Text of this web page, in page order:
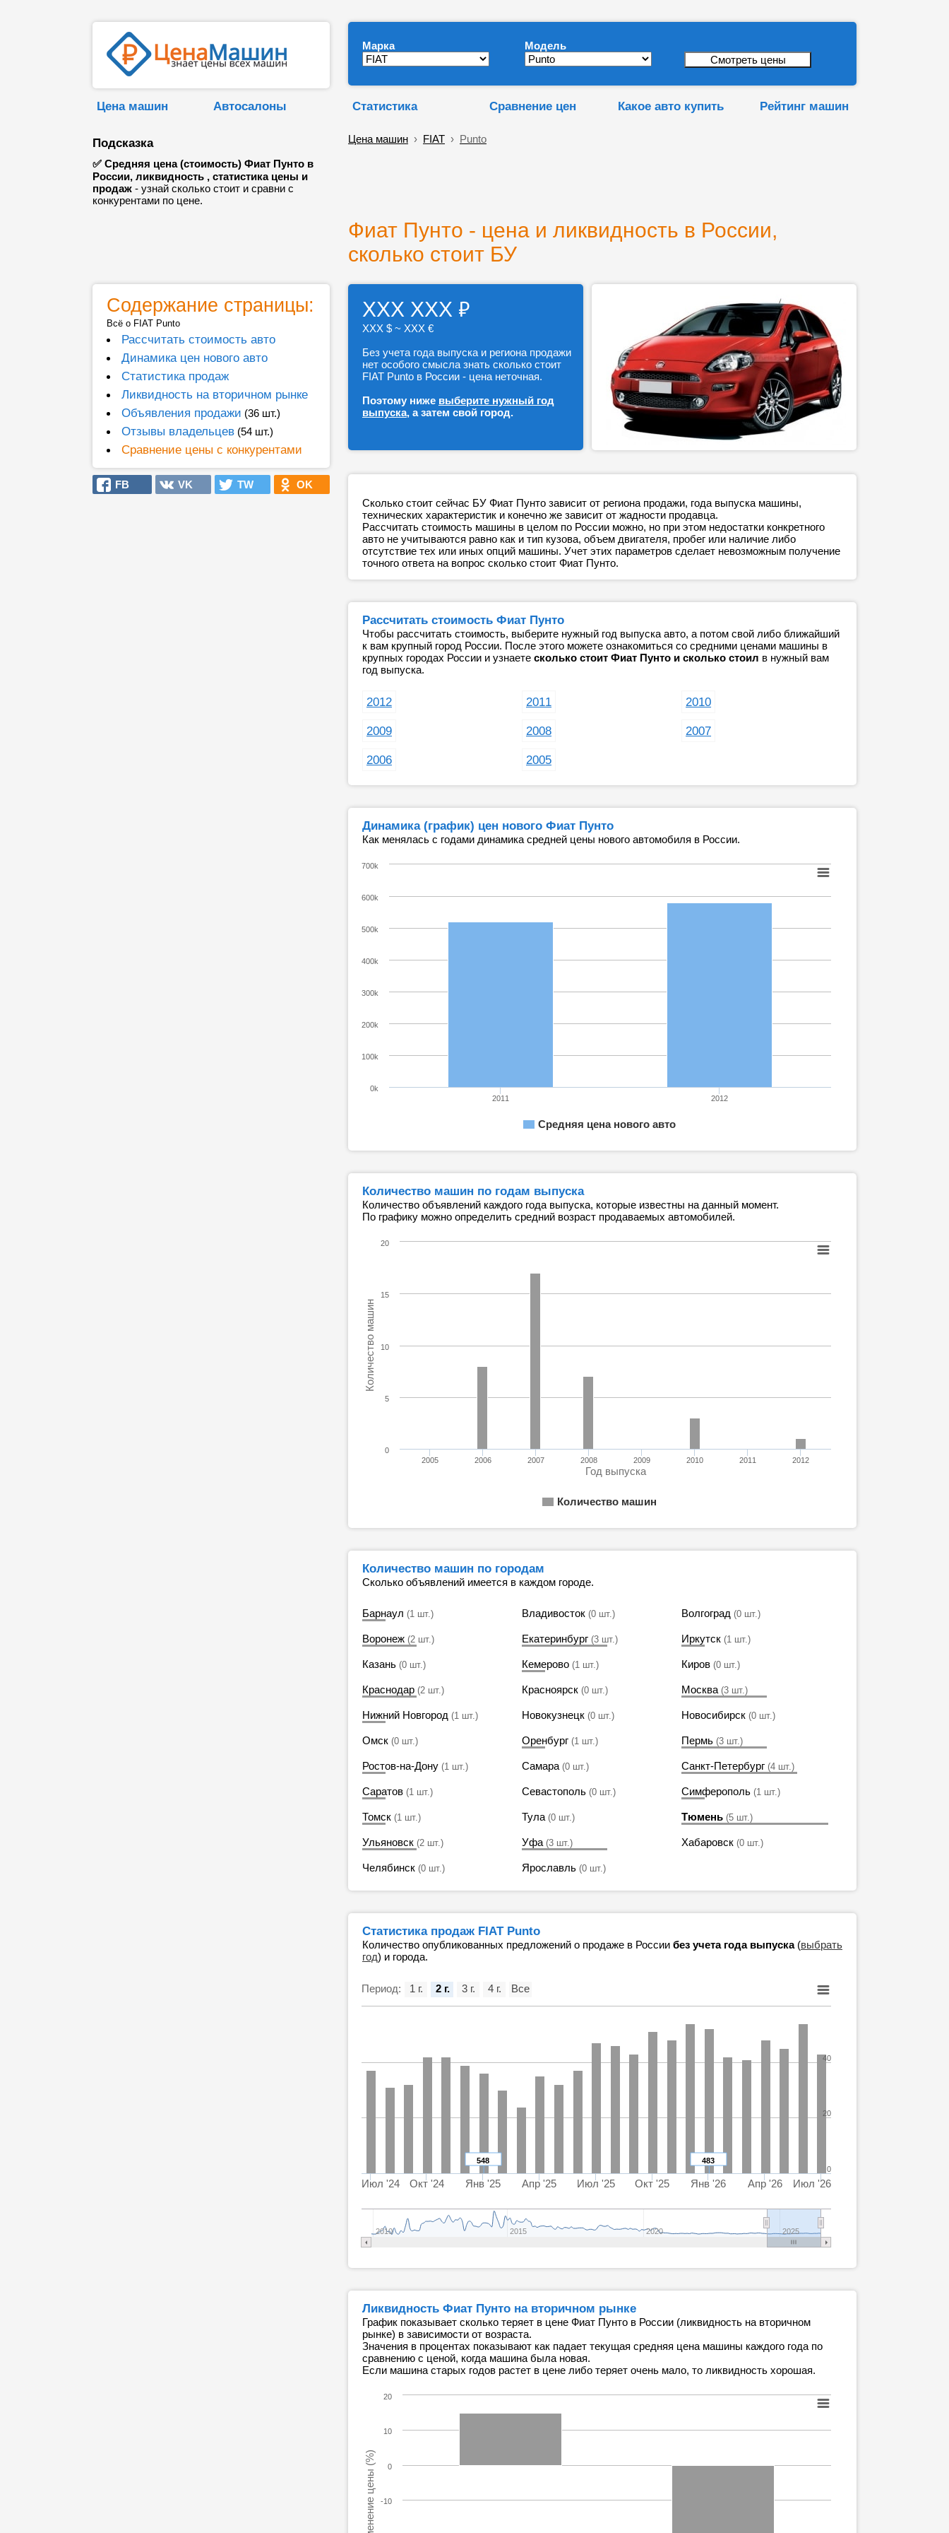
Марка Модель
Цена машин Автосалоны Статистика Сравнение цен Какое авто купить Рейтинг машин
Подсказка
✅ Средняя цена (стоимость) Фиат Пунто в
России, ликвидность , статистика цены и
продаж - узнай сколько стоит и сравни с
конкурентами по цене.
Цена машин › FIAT › Punto
Фиат Пунто - цена и ликвидность в России,
сколько стоит БУ
Содержание страницы:
Всё о FIAT Punto
Рассчитать стоимость авто
Динамика цен нового авто
Статистика продаж
Ликвидность на вторичном рынке
Объявления продажи (36 шт.)
Отзывы владельцев (54 шт.)
Сравнение цены с конкурентами
FB VK TW OK
ХХХ ХХХ ₽
ХХХ $ ~ ХХХ €
Без учета года выпуска и региона продажи
нет особого смысла знать сколько стоит
FIAT Punto в России - цена неточная.
Поэтому ниже выберите нужный год
выпуска, а затем свой город.
Сколько стоит сейчас БУ Фиат Пунто зависит от региона продажи, года выпуска машины,
технических характеристик и конечно же зависит от жадности продавца.
Рассчитать стоимость машины в целом по России можно, но при этом недостатки конкретного
авто не учитываются равно как и тип кузова, объем двигателя, пробег или наличие либо
отсутствие тех или иных опций машины. Учет этих параметров сделает невозможным получение
точного ответа на вопрос сколько стоит Фиат Пунто.
Рассчитать стоимость Фиат Пунто
Чтобы рассчитать стоимость, выберите нужный год выпуска авто, а потом свой либо ближайший
к вам крупный город России. После этого можете ознакомиться со средними ценами машины в
крупных городах России и узнаете сколько стоит Фиат Пунто и сколько стоил в нужный вам
год выпуска.
2012 2011 2010
2009 2008 2007
2006 2005
Динамика (график) цен нового Фиат Пунто
Как менялась с годами динамика средней цены нового автомобиля в России.
Средняя цена нового авто
2011 2012
0k
100k
200k
300k
400k
500k
600k
700k
Количество машин по годам выпуска
Количество объявлений каждого года выпуска, которые известны на данный момент.
По графику можно определить средний возраст продаваемых автомобилей.
Год выпуска
Количество машин
Количество машин
2005 2006 2007 2008 2009 2010 2011 2012
0
5
10
15
20
Количество машин по городам
Сколько объявлений имеется в каждом городе.
Барнаул (1 шт.) Владивосток (0 шт.) Волгоград (0 шт.)
Воронеж (2 шт.) Екатеринбург (3 шт.) Иркутск (1 шт.)
Казань (0 шт.) Кемерово (1 шт.) Киров (0 шт.)
Краснодар (2 шт.) Красноярск (0 шт.) Москва (3 шт.)
Нижний Новгород (1 шт.) Новокузнецк (0 шт.) Новосибирск (0 шт.)
Омск (0 шт.) Оренбург (1 шт.) Пермь (3 шт.)
Ростов-на-Дону (1 шт.) Самара (0 шт.) Санкт-Петербург (4 шт.)
Саратов (1 шт.) Севастополь (0 шт.) Симферополь (1 шт.)
Томск (1 шт.) Тула (0 шт.) Тюмень (5 шт.)
Ульяновск (2 шт.) Уфа (3 шт.) Хабаровск (0 шт.)
Челябинск (0 шт.) Ярославль (0 шт.)
Статистика продаж FIAT Punto
Количество опубликованных предложений о продаже в России без учета года выпуска(выбрать
год) и города.
Период:
483
548
Июл '24 Окт '24 Янв '25 Апр '25 Июл '25 Окт '25 Янв '26 Апр '26 Июл '26
2010 2015 2020 2025
0
20
40
1 г. 2 г. 3 г. 4 г. Все
Ликвидность Фиат Пунто на вторичном рынке
График показывает сколько теряет в цене Фиат Пунто в России (ликвидность на вторичном
рынке) в зависимости от возраста.
Значения в процентах показывают как падает текущая средняя цена машины каждого года по
сравнению с ценой, когда машина была новая.
Если машина старых годов растет в цене либо теряет очень мало, то ликвидность хорошая.
Изменение цены (%) -10
0
10
20